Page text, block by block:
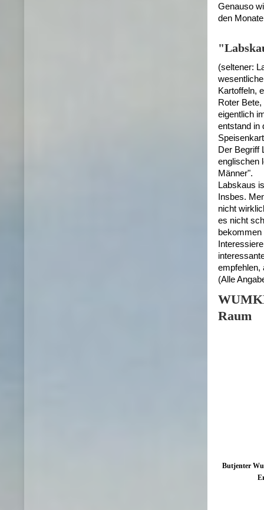
Genauso
den
(seltener:
Kartoffeln,
Roter
eigentlich
entstand in
Der Begriff
englischen
Männer".
Labskaus
Insbes.
nicht
es nicht
empfehlen,
(Alle
Raum
Butjenter